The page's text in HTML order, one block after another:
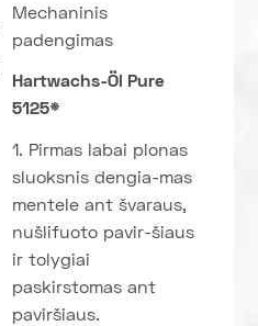
Mechaninis
padengimas
Hartwachs-Öl Pure
5125*
1. Pirmas labai plonas
sluoksnis dengia-mas
mentele ant švaraus,
nušlifuoto pavir-šiaus
ir tolygiai
paskirstomas ant
paviršiaus.